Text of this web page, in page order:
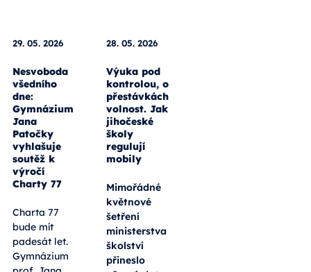
29. 05. 2026
Nesvoboda
všedního
dne:
Gymnázium
Patočky
vyhlašuje
soutěž k
výročí
Charty 77
28. 05. 2026
Výuka pod
kontrolou, o
volnost. Jak
jihočeské
školy
regulují
mobily
Mimořádné